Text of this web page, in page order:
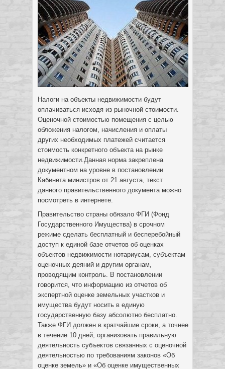
Налоги на объекты недвижимости будут
оплачиваться исходя из рыночной стоимости.
Оценочной стоимостью помещения с целью
обложения налогом, начисления и оплаты
других необходимых платежей считается
стоимость конкретного объекта на рынке
недвижимости.Данная норма закреплена
документном на уровне в постановлении
Кабинета министров от 21 августа, текст
данного правительственного документа можно
посмотреть в интернете.
Правительство страны обязало ФГИ (Фонд
Государственного Имущества) в срочном
режиме сделать бесплатный и бесперебойный
доступ к единой базе отчетов об оценках
объектов недвижимости нотариусам, субъектам
оценочных деяний и другим органам,
проводящим контроль. В постановлении
говорится, что информацию из отчетов об
экспертной оценке земельных участков и
имущества будут носить в единую
государственную базу абсолютно бесплатно.
Также ФГИ должен в кратчайшие сроки, а точнее
в течение 10 дней, организовать правильную
деятельность субъектов связанных с оценочной
деятельностью по требованиям законов «Об
оценке земель» и «Об оценке имущественных